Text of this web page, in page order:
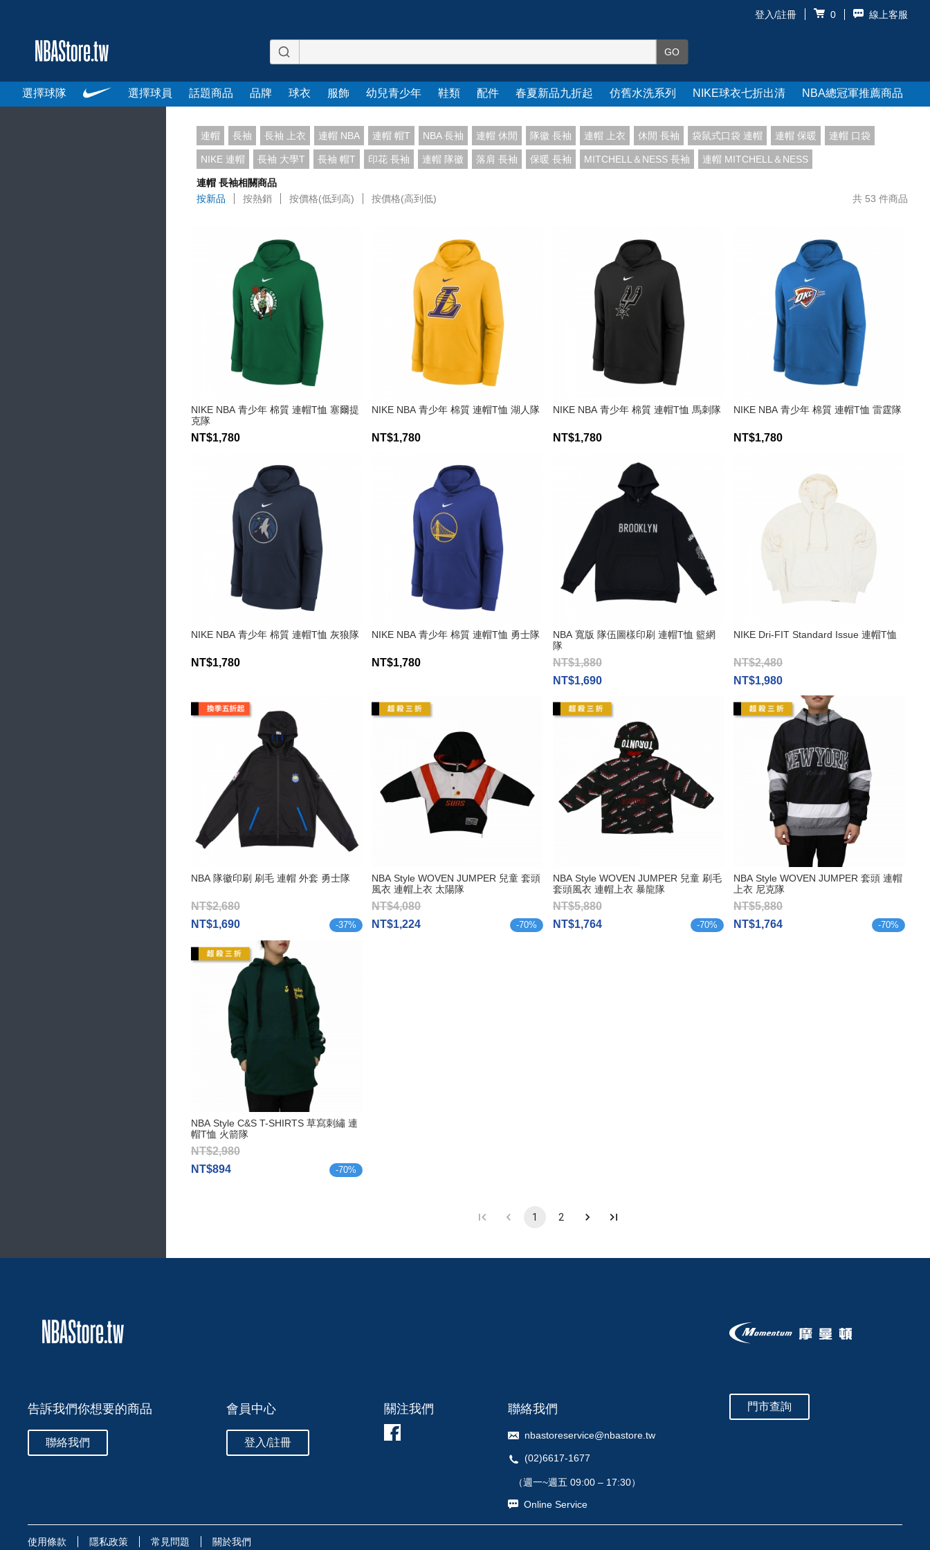
登入/註冊 0 線上客服
選擇球隊 選擇球員 話題商品 品牌 球衣 服飾 幼兒青少年 鞋類 配件 春夏新品九折起 仿舊水洗系列 NIKE球衣七折出清 NBA總冠軍推薦商品
連帽 長袖 長袖 上衣 連帽 NBA 連帽 帽T NBA 長袖 連帽 休閒 隊徽 長袖 連帽 上衣 休閒 長袖 袋鼠式口袋 連帽 連帽 保暖 連帽 口袋
NIKE 連帽 長袖 大學T 長袖 帽T 印花 長袖 連帽 隊徽 落肩 長袖 保暖 長袖 MITCHELL＆NESS 長袖 連帽 MITCHELL＆NESS
連帽 長袖相關商品
按新品
按熱銷 按價格(低到高) 按價格(高到低) 共 53 件商品
NIKE NBA 青少年 棉質 連帽T恤 塞爾提
克隊
NT$1,780
NIKE NBA 青少年 棉質 連帽T恤 湖人隊
NT$1,780
NIKE NBA 青少年 棉質 連帽T恤 馬刺隊
NT$1,780
NIKE NBA 青少年 棉質 連帽T恤 雷霆隊
NT$1,780
NIKE NBA 青少年 棉質 連帽T恤 灰狼隊
NT$1,780
NIKE NBA 青少年 棉質 連帽T恤 勇士隊
NT$1,780
NBA 寬版 隊伍圖樣印刷 連帽T恤 籃網
隊
NT$1,880
NT$1,690
NIKE Dri-FIT Standard Issue 連帽T恤
NT$2,480
NT$1,980
NBA 隊徽印刷 刷毛 連帽 外套 勇士隊
NT$2,680
NT$1,690
-37%
NBA Style WOVEN JUMPER 兒童 套頭
風衣 連帽上衣 太陽隊
NT$4,080
NT$1,224
-70%
NBA Style WOVEN JUMPER 兒童 刷毛
套頭風衣 連帽上衣 暴龍隊
NT$5,880
NT$1,764
-70%
NBA Style WOVEN JUMPER 套頭 連帽
上衣 尼克隊
NT$5,880
NT$1,764
-70%
NBA Style C&S T-SHIRTS 草寫刺繡 連
帽T恤 火箭隊
NT$2,980
NT$894
-70%
1 2
告訴我們你想要的商品
聯絡我們
會員中心
登入/註冊
聯絡我們
nbastoreservice@nbastore.tw
(02)6617-1677
（週一~週五 09:00 – 17:30）
Online Service
門市查詢
關注我們
使用條款 隱私政策 常見問題 關於我們